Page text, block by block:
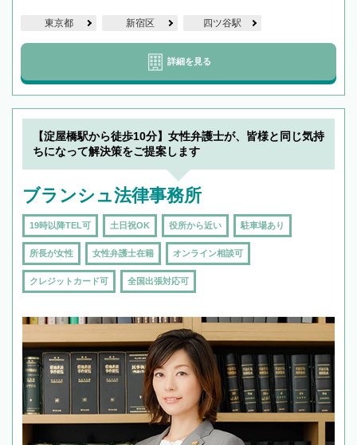
東京都 新宿区 四ツ谷駅
詳細を見る
【淀屋橋駅から徒歩10分】女性弁護士が、皆様と同じ気持
ちになって解決策をご提案します
ブランシュ法律事務所
19時以降TEL可 土日祝OK 役所から近い 駐車場あり
所長が女性 女性弁護士在籍 オンライン相談可
クレジットカード可 全国出張対応可